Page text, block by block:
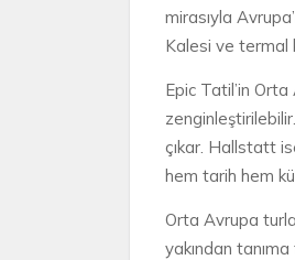
mirasıyla
Kalesi ve termal
Epic Tatil’in
çıkar. Hallstatt
hem tarih hem
Orta Avrupa
yakından